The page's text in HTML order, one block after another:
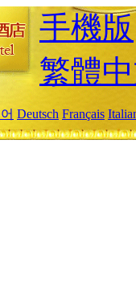
手機版
繁體
Deutsch Français